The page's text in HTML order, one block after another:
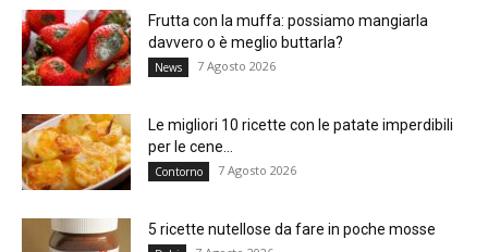
Frutta con la muffa: possiamo mangiarla
davvero o è meglio buttarla?
News 7 Agosto 2026
Le migliori 10 ricette con le patate imperdibili
per le cene...
Contorno 7 Agosto 2026
5 ricette nutellose da fare in poche mosse